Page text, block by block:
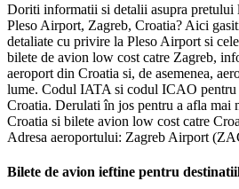
Doriti informatii si detalii asupra pretului
Pleso Airport, Zagreb, Croatia? Aici
detaliate cu privire la Pleso Airport si
bilete de avion low cost catre Zagreb,
aeroport din Croatia si, de asemenea,
lume. Codul IATA si codul ICAO pentru
Croatia. Derulati în jos pentru a afla mai
Croatia si bilete avion low cost catre
Adresa aeroportului: Zagreb Airport
Bilete de avion ieftine pentru